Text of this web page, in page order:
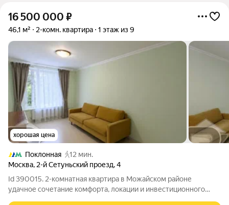
16 500 000 ₽
46,1 м² 2-комн. квартира 1 этаж из 9
хорошая цена
Поклонная
12 мин.
Москва, 2-й Сетуньский проезд,4
Id 390015. 2-комнатная квартира в Можайском районе
удачное сочетание комфорта, локации и инвестиционного